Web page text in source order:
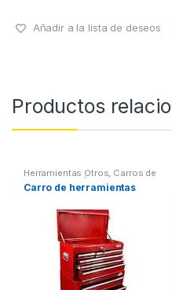
Añadir a la lista de deseos
Productos
Herramientas Otros, Carros de
Herramientas | Bancos
Carro de herramientas